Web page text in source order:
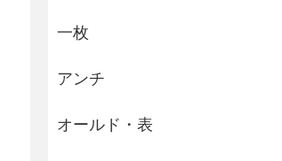
一枚
アンチ
オールド・表